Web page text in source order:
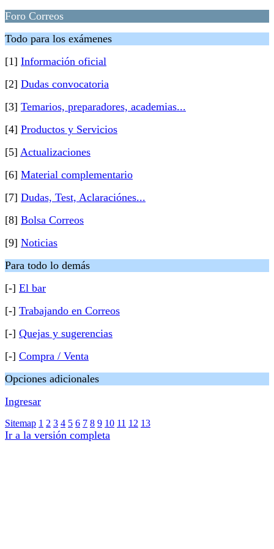
Foro Correos
Todo para los exámenes
[1] Información oficial
[2] Dudas convocatoria
[3] Temarios, preparadores, academias...
[4] Productos y Servicios
[5] Actualizaciones
[6] Material complementario
[7] Dudas, Test, Aclaraciónes...
[8] Bolsa Correos
[9] Noticias
Para todo lo demás
[-] El bar
[-] Trabajando en Correos
[-] Quejas y sugerencias
[-] Compra / Venta
Opciones adicionales
Ingresar
Sitemap 1 2 3 4 5 6 7 8 9 10 11 12 13
Ir a la versión completa